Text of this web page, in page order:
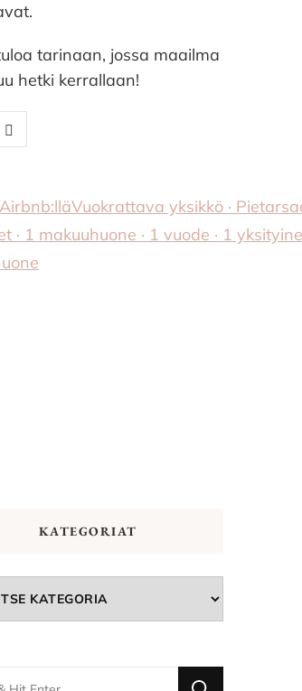
tarinaan, jossa maailma
hetki kerrallaan!
Vuokrattava yksikkö ·
· 1 makuuhuone · 1 vuode · 1
KATEGORIAT